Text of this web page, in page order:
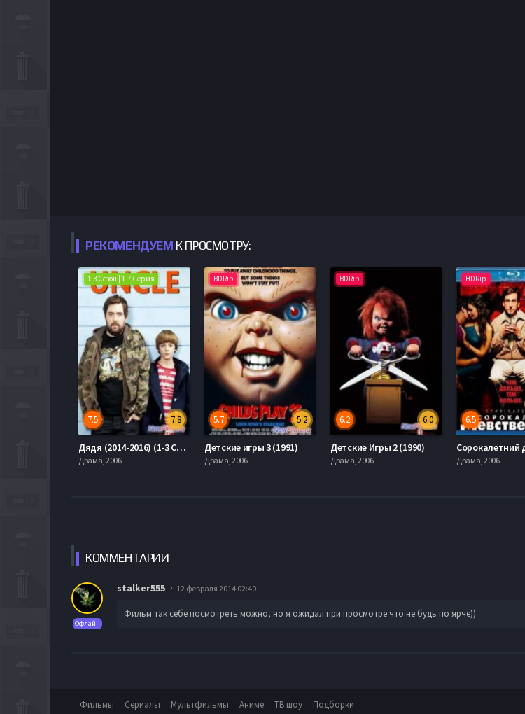
РЕКОМЕНДУЕМ К ПРОСМОТРУ:
1-3 Сезон | 1-7 Серия
7.8
7.5
Дядя (2014-2016) (1-3 Сезон)
Драма, 2006
BDRip
5.2
5.7
Детские игры 3 (1991)
Драма, 2006
BDRip
6.0
6.2
Детские Игры 2 (1990)
Драма, 2006
HDRip
6.5
Драма, 2006
КОММЕНТАРИИ
Офлайн
stalker555 12 февраля 2014 02:40
Фильм так себе посмотреть можно, но я ожидал при просмотре что не будь по ярче))
Фильмы Сериалы Мультфильмы Аниме ТВ шоу Подборки